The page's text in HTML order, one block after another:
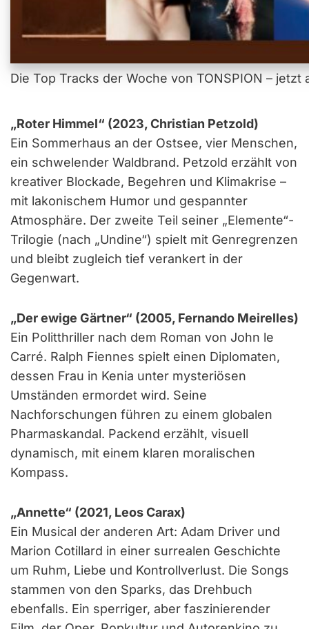
Die Top Tracks der Woche von TONSPION –
„Roter Himmel“ (2023, Christian Petzold)
Ein Sommerhaus an der Ostsee, vier Menschen,
ein schwelender Waldbrand. Petzold erzählt von
kreativer Blockade, Begehren und Klimakrise –
mit lakonischem Humor und gespannter
Atmosphäre. Der zweite Teil seiner „Elemente“-
Trilogie (nach „Undine“) spielt mit Genregrenzen
und bleibt zugleich tief verankert in der
Gegenwart.
„Der ewige Gärtner“ (2005, Fernando Meirelles)
Ein Politthriller nach dem Roman von John le
Carré. Ralph Fiennes spielt einen Diplomaten,
dessen Frau in Kenia unter mysteriösen
Umständen ermordet wird. Seine
Nachforschungen führen zu einem globalen
Pharmaskandal. Packend erzählt, visuell
dynamisch, mit einem klaren moralischen
Kompass.
„Annette“ (2021, Leos Carax)
Ein Musical der anderen Art: Adam Driver und
Marion Cotillard in einer surrealen Geschichte
um Ruhm, Liebe und Kontrollverlust. Die Songs
stammen von den Sparks, das Drehbuch
ebenfalls. Ein sperriger, aber faszinierender